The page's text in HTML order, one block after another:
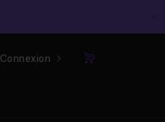
Connexion
Panier